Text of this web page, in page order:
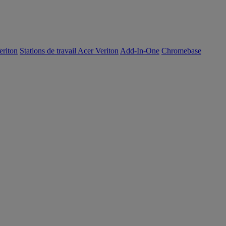
Stations de travail Acer Veriton Add-In-One Chromebase